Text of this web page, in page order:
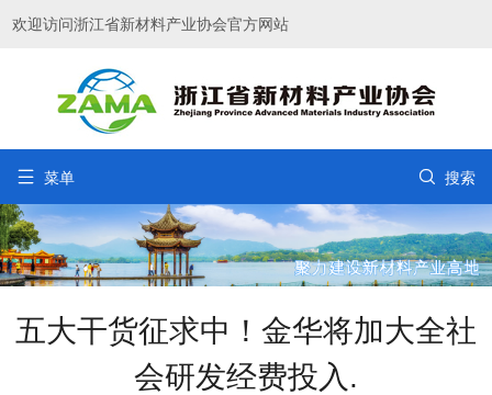
欢迎访问浙江省新材料产业协会官方网站
 菜单  搜索
五大干货征求中！金华将加大全社
会研发经费投入.